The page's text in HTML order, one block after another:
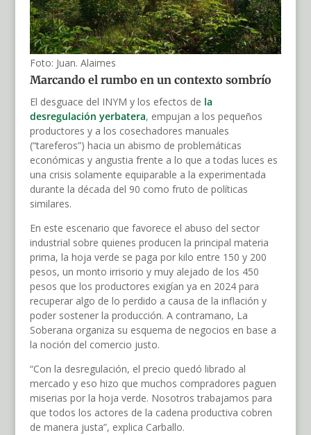
Foto: Juan. Alaimes
Marcando el rumbo en un contexto sombrío
El desguace del INYM y los efectos de la
desregulación yerbatera, empujan a los pequeños
productores y a los cosechadores manuales
(“tareferos”) hacia un abismo de problemáticas
económicas y angustia frente a lo que a todas luces es
una crisis solamente equiparable a la experimentada
durante la década del 90 como fruto de políticas
similares.
En este escenario que favorece el abuso del sector
industrial sobre quienes producen la principal materia
prima, la hoja verde se paga por kilo entre 150 y 200
pesos, un monto irrisorio y muy alejado de los 450
pesos que los productores exigían ya en 2024 para
recuperar algo de lo perdido a causa de la inflación y
poder sostener la producción. A contramano, La
Soberana organiza su esquema de negocios en base a
la noción del comercio justo.
“Con la desregulación, el precio quedó librado al
mercado y eso hizo que muchos compradores paguen
miserias por la hoja verde. Nosotros trabajamos para
que todos los actores de la cadena productiva cobren
de manera justa”, explica Carballo.